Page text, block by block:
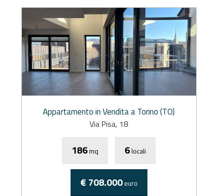
Appartamento in Vendita a Torino (TO)
Via Pisa, 18
186mq 6locali
€ 708.000euro